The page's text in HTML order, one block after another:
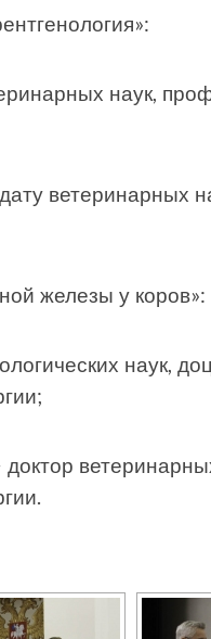
наук,
ветеринарных
железы у коров»:
наук,